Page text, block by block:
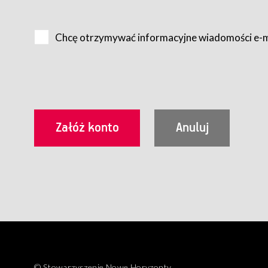
Usługobiorca przed rozpoczęciem korzystania z
utrwalenie i wydrukowanie.
§ 3
Korzystanie ze wszystkich aplikacji Serwisu może być
Chcę otrzymywać informacyjne wiadomości e-